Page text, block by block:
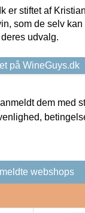
er stiftet af
som de selv
udvalg.
på WineGuys.dk
dem med
webshops